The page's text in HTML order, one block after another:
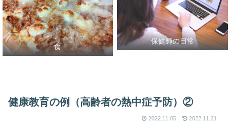
食
保健師の日常
健康教育の例（高齢者の熱中症予防）②
2022.11.05 2022.11.21